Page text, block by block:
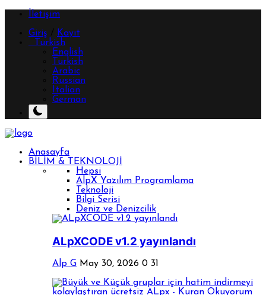
İletişim
Giriş
Kayıt
Turkish
English
Turkish
Arabic
Russian
Italian
German
Anasayfa
BİLİM & TEKNOLOJİ
Hepsi
AlpX Yazılım Programlama
Teknoloji
Bilgi Serisi
Deniz ve Denizcilik
ALpXCODE v1.2 yayınlandı
Alp G May 30, 2026 0 31